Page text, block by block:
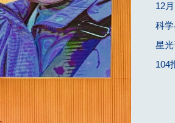
12
科
星
104
称